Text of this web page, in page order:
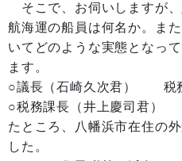
そこで、お伺いしますが
航海運の船員は何名か。ま
いてどのような実態となっ
ます。
○議長（石崎久次君） 税
○税務課長（井上慶司君）
たところ、八幡浜市在住の
した。